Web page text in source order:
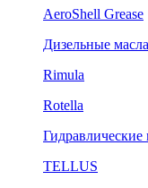
AeroShell Grease
Дизельные масла
Rimula
Rotella
Гидравлические
TELLUS